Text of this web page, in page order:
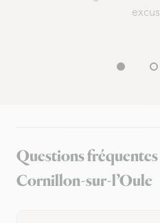
Questions
Cornillon-sur-l’Oule